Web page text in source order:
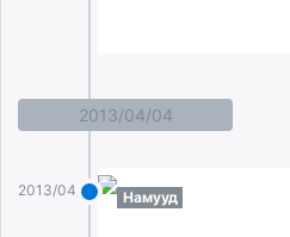
2013/04/04
2013/04/04 Намууд